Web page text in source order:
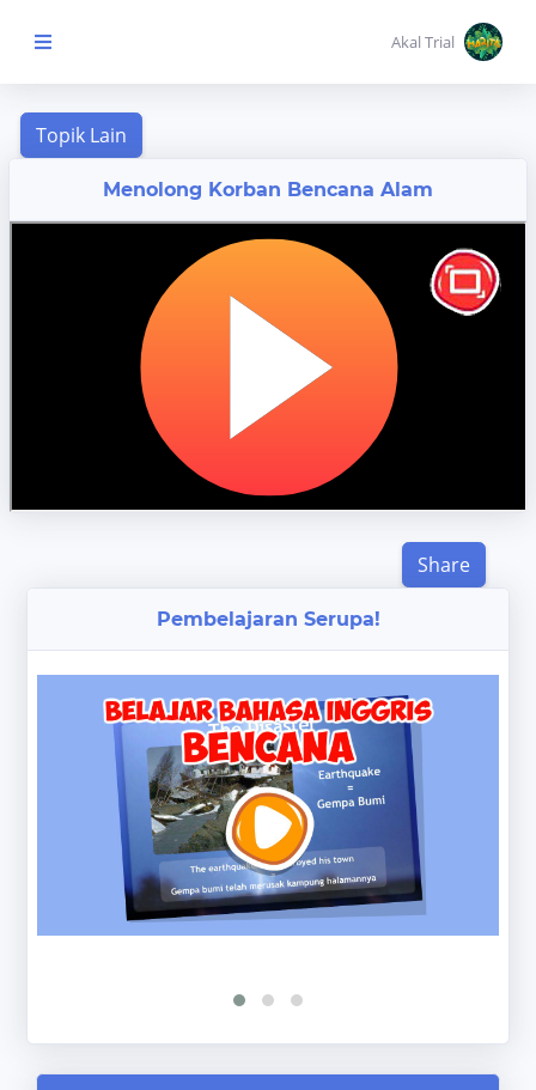
Beranda Anak
Akal Trial
Menolong Korban Bencana Alam
Share
Pembelajaran Serupa!